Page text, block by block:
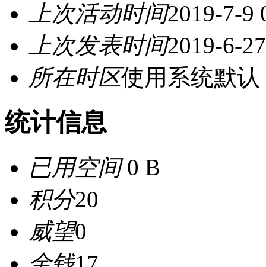
上次活动时间2019-7-9
上次发表时间2019-6-
所在时区使用系统默认
统计信息
已用空间0 B
积分20
威望0